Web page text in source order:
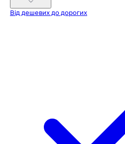
Від дешевих до дорогих